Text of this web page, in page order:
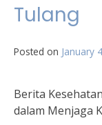
Tulang
Posted on January
Berita
dalam Menjaga